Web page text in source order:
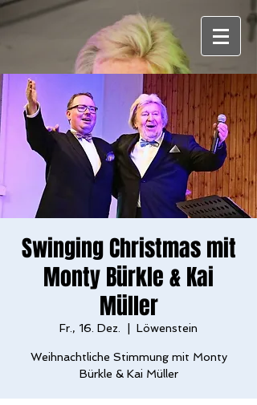
Swinging Christmas mit
Monty Bürkle & Kai
Müller
Fr., 16. Dez. Löwenstein
Weihnachtliche Stimmung mit Monty
Bürkle & Kai Müller